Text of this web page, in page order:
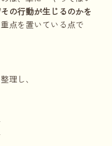
の行動が生じるのかを
点を置いている点で
理し、